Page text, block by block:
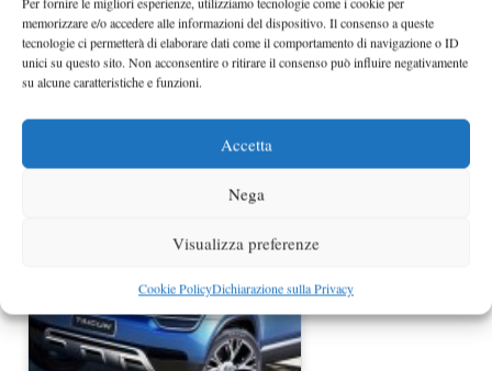
memorizzare e/o accedere alle informazioni del dispositivo. Il consenso a queste
tecnologie ci permetterà di elaborare dati come il comportamento di navigazione o ID
unici su questo sito. Non acconsentire o ritirare il consenso può influire negativamente
su alcune caratteristiche e funzioni.
Accetta
Nega
Visualizza preferenze
Cookie PolicyDichiarazione sulla Privacy